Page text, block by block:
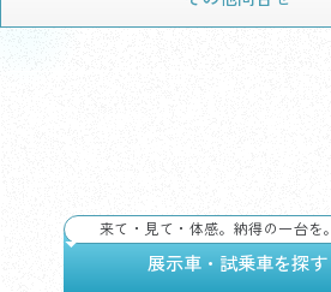
来て・見て・体感。納得の一台を。
展示車・試乗車を探す